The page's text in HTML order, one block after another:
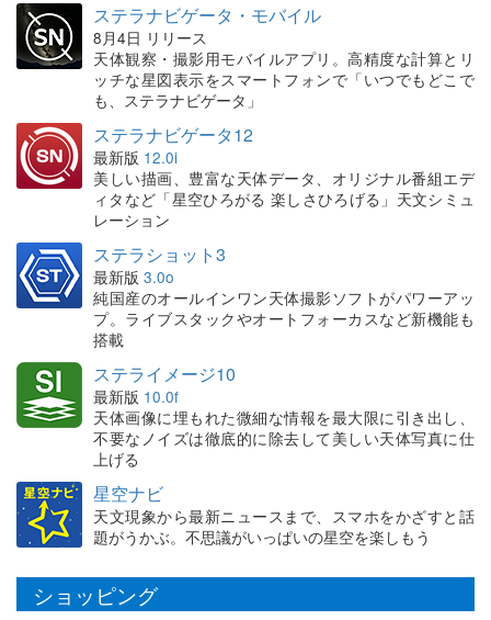
ステラナビゲータ・モバイル
8月4日 リリース
天体観察・撮影用モバイルアプリ。高精度な計算とリ
ッチな星図表示をスマートフォンで「いつでもどこで
も、ステラナビゲータ」
ステラナビゲータ12
最新版 12.0i
美しい描画、豊富な天体データ、オリジナル番組エデ
ィタなど「星空ひろがる 楽しさひろげる」天文シミュ
レーション
ステラショット3
最新版 3.0o
純国産のオールインワン天体撮影ソフトがパワーアッ
プ。ライブスタックやオートフォーカスなど新機能も
搭載
ステライメージ10
最新版 10.0f
天体画像に埋もれた微細な情報を最大限に引き出し、
不要なノイズは徹底的に除去して美しい天体写真に仕
上げる
星空ナビ
天文現象から最新ニュースまで、スマホをかざすと話
題がうかぶ。不思議がいっぱいの星空を楽しもう
ショッピング